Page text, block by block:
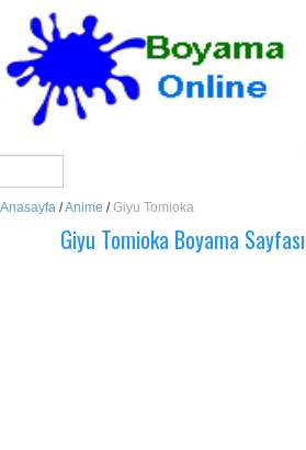
Anasayfa /Anime /Giyu Tomioka
Giyu Tomioka Boyama Sayfası